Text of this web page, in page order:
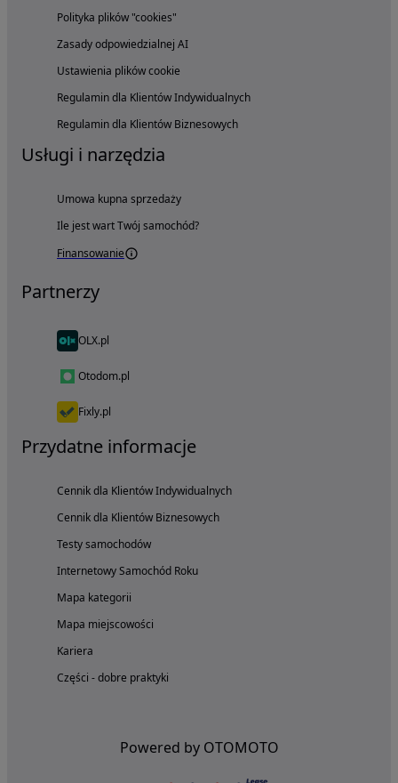
Polityka plików "cookies"
Zasady odpowiedzialnej AI
Ustawienia plików cookie
Regulamin dla Klientów Indywidualnych
Regulamin dla Klientów Biznesowych
Usługi i narzędzia
Umowa kupna sprzedaży
Ile jest wart Twój samochód?
Finansowanie
Partnerzy
OLX.pl
Otodom.pl
Fixly.pl
Przydatne informacje
Cennik dla Klientów Indywidualnych
Cennik dla Klientów Biznesowych
Testy samochodów
Internetowy Samochód Roku
Mapa kategorii
Mapa miejscowości
Kariera
Części - dobre praktyki
Powered by OTOMOTO